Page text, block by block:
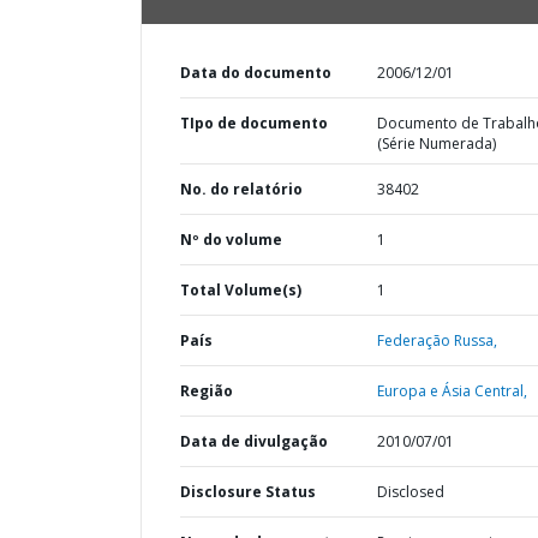
Data do documento 2006/12/01
TIpo de documento
Documento de
(Série Numerada)
No. do relatório 38402
Nº do volume 1
Total Volume(s) 1
País Federação Russa,
Região Europa e Ásia Central,
Data de divulgação 2010/07/01
Disclosure Status Disclosed